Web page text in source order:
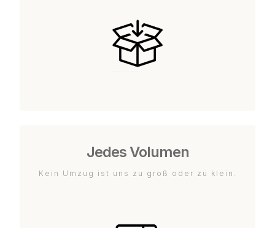
Jedes Volumen
Kein Umzug ist uns zu groß oder zu klein.